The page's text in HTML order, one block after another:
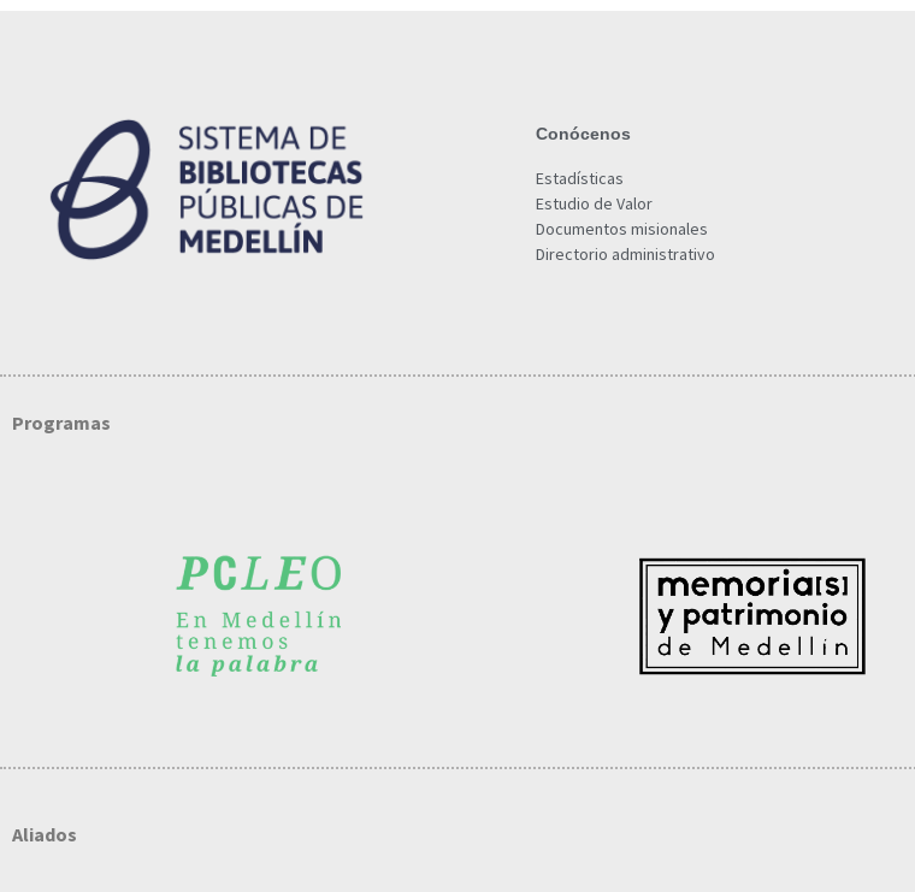
Conócenos
Estadísticas
Estudio de Valor
Documentos misionales
Directorio administrativo
Programas
Aliados